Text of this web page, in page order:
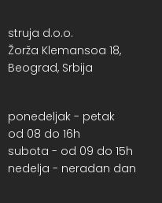
struja d.o.o.
Žorža Klemansoa 18,
Beograd, Srbija
ponedeljak - petak
od 08 do 16h
subota - od 09 do 15h
nedelja - neradan dan